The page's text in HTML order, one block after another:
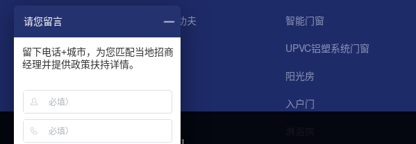
品牌荣誉
工匠文化
门窗真功夫
智能门窗
UPVC铝塑系统门窗
阳光房
入户门
请您留言
留下电话+城市，为您匹配当地招商
经理并提供政策扶持详情。